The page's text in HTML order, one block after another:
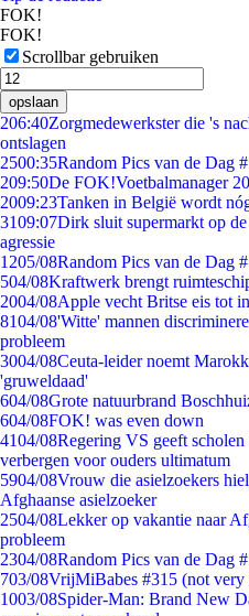
FOK!
FOK!
Scrollbar gebruiken
opslaan
206:40Zorgmedewerkster die 's
ontslagen
2500:35Random Pics van de Dag
209:50De FOK!Voetbalmanager
2009:23Tanken in België wordt
3109:07Dirk sluit supermarkt op
agressie
1205/08Random Pics van de Dag
504/08Kraftwerk brengt
2004/08Apple vecht Britse eis tot
8104/08'Witte' mannen
probleem
3004/08Ceuta-leider noemt
'gruweldaad'
604/08Grote natuurbrand
604/08FOK! was even down
4104/08Regering VS geeft
verbergen voor ouders ultimatum
5904/08Vrouw die asielzoekers
Afghaanse asielzoeker
2504/08Lekker op vakantie naar
probleem
2304/08Random Pics van de Dag
703/08VrijMiBabes #315 (not
1003/08Spider-Man: Brand New